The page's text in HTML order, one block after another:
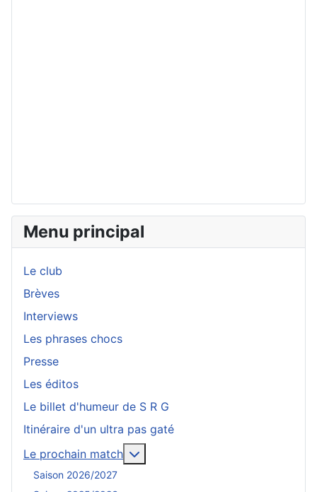
Menu principal
Le club
Brèves
Interviews
Les phrases chocs
Presse
Les éditos
Le billet d'humeur de S R G
Itinéraire d'un ultra pas gaté
Le prochain match
Saison 2026/2027